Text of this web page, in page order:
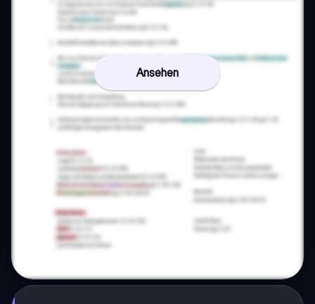
Ansehen